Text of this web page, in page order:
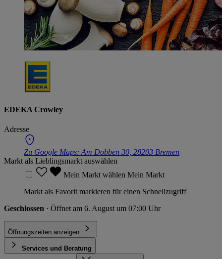
EDEKA Crowley
Adresse
Zu Google Maps: Am Dobben 30, 28203 Bremen
Markt als Lieblingsmarkt auswählen
Mein Markt wählen Mein Markt
Markt als Favorit markieren für einen Schnellzugriff
Geschlossen · Öffnet am 6. August um 07:00 Uhr
Öffnungszeiten anzeigen
Services und Beratung